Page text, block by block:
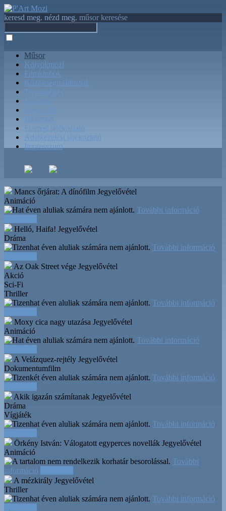
keresd meg. nézd meg. műsor keresése
Műsor
Kölyökmozi
Filmklubok
Közönségtalálkozók
Terembérlés
Jegyárak
Fizetési tájékoztató
Adatkezelési tájékoztató
Impresszum
Mancs őrjárat: A dínófilm Jegyelővétel
Animáció
További információ
Helló, Haifa! Jegyelővétel
Dráma
További információ
Az Oak Street vége Jegyelővétel
Akció
Sci-Fi
Thriller
További információ
Moxy cica nagy utazása Jegyelővétel
Animáció
További információ
A Velázquez-rejtély Jegyelővétel
Dokumentumfilm
További információ
Akik igazán számítanak Jegyelővétel
Dráma
Vígjáték
További információ
Örkény István: Válogatott egyperces novellák Jegyelővétel
Animáció
További
információ
A mézkirály Jegyelővétel
Thriller
További információ